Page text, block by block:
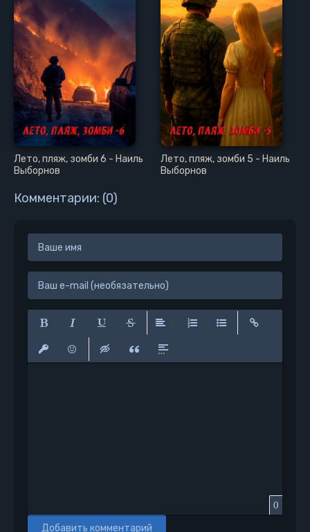
Лето, пляж, зомби 6 - Наиль
Выборнов
Лето, пляж, зомби 5 - Наиль
Выборнов
Комментарии: (0)
Полужирный
Курсив Подчеркнутый
0
Добавить комментарий